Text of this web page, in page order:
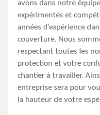
avons dans notre
expérimentés et
années d’expérience
couverture. Nous
respectant toutes les
protection et votre
chantier à travailler.
entreprise sera pour
la hauteur de votre